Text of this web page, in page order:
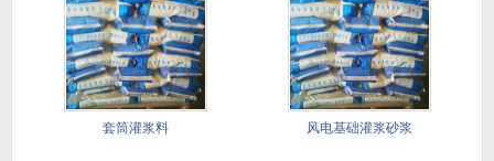
套筒灌浆料 风电基础灌浆砂浆